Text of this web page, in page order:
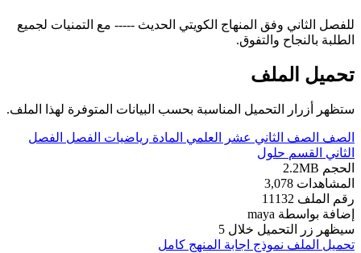
للفصل الثاني وفق المنهاج الكويتي الحديث ----- مع التمنيات لجميع
الطلبة بالنجاح والتفوق.
تحميل الملف
ستظهر أزرار التحميل المناسبة بحسب البيانات المتوفرة لهذا الملف.
الصف الصف الثاني عشر العلمي المادة رياضيات الفصل
الفصل
الثاني
القسم حلول
الحجم 2.2MB
المشاهدات 3,078
رقم الملف 11132
إضافة بواسطة maya
سيظهر زر التحميل خلال 5
تحميل الملف نموذج اجابة المنهج كامل